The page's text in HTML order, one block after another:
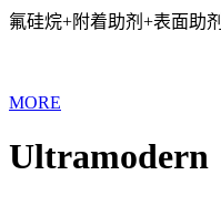
氟硅烷+附着助剂+表面助剂
MORE
Ultramodern